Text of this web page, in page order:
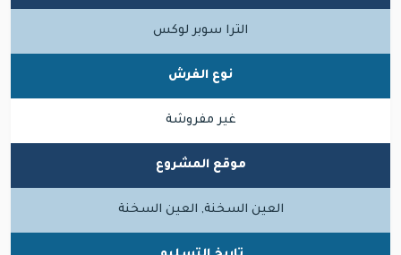
الترا سوبر لوكس
نوع الفرش
غير مفروشة
موقع المشروع
العين السخنة, العين السخنة